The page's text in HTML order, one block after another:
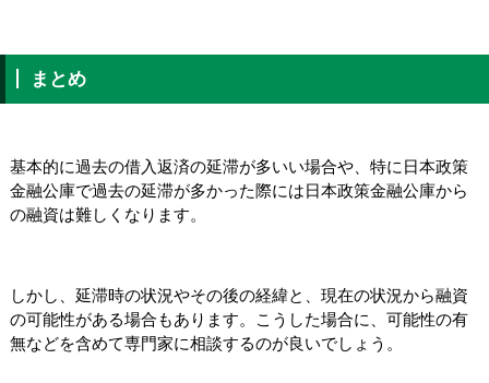
まとめ
基本的に過去の借入返済の延滞が多いい場合や、特に日本政策
金融公庫で過去の延滞が多かった際には日本政策金融公庫から
の融資は難しくなります。
しかし、延滞時の状況やその後の経緯と、現在の状況から融資
の可能性がある場合もあります。こうした場合に、可能性の有
無などを含めて専門家に相談するのが良いでしょう。